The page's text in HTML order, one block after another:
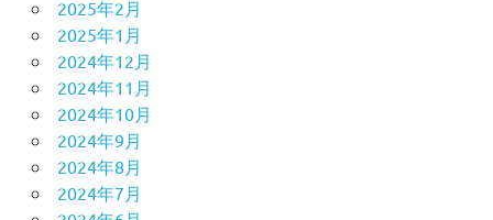
2025年2月
2025年1月
2024年12月
2024年11月
2024年10月
2024年9月
2024年8月
2024年7月